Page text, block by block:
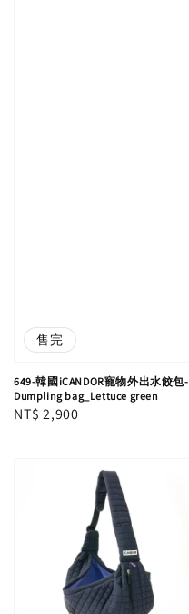
售完
649-韓國iCANDOR寵物外出水餃包-
Dumpling bag_Lettuce green
Regular
NT$ 2,900